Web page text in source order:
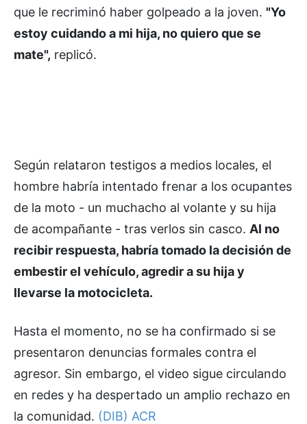
que le recriminó haber golpeado a la joven. "Yo
estoy cuidando a mi hija, no quiero que se
mate", replicó.
Según relataron testigos a medios locales, el
hombre habría intentado frenar a los ocupantes
de la moto - un muchacho al volante y su hija
de acompañante - tras verlos sin casco. Al no
recibir respuesta, habría tomado la decisión de
embestir el vehículo, agredir a su hija y
llevarse la motocicleta.
Hasta el momento, no se ha confirmado si se
presentaron denuncias formales contra el
agresor. Sin embargo, el video sigue circulando
en redes y ha despertado un amplio rechazo en
la comunidad. (DIB) ACR